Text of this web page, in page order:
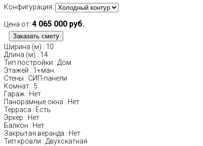
Конфигурация:
Цена от: 4 065 000 руб.
Ширина (м) : 10
Длина (м) : 14
Тип постройки : Дом
Этажей : 1+ман.
Стены : СИП-панели
Комнат : 5
Гараж : Нет
Панорамные окна : Нет
Терраса : Есть
Эркер : Нет
Балкон : Нет
Закрытая веранда : Нет
Тип кровли : Двухскатная